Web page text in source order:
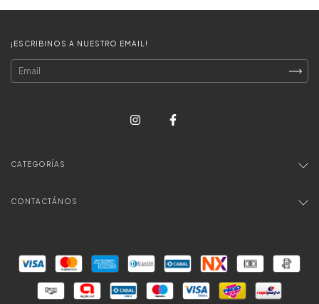
¡ESCRIBINOS A NUESTRO EMAIL!
CATEGORÍAS
CONTACTÁNOS